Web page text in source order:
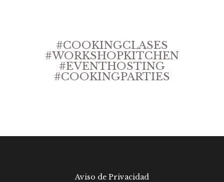
#COOKINGCLASES
#WORKSHOPKITCHEN
#EVENTHOSTING
#COOKINGPARTIES
Aviso de Privacidad